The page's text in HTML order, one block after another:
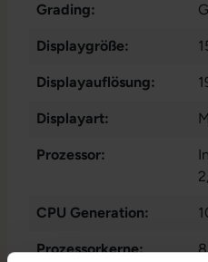
Grading:
Displaygröße:
Displayauflösung:
Displayart:
Prozessor:
CPU Generation:
Prozessorkerne: 8